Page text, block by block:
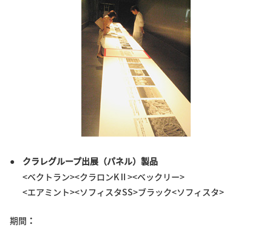
クラレグループ出展（パネル）製品
<ベクトラン><クラロンKⅡ><ベックリー>
<エアミント><ソフィスタSS>ブラック<ソフィスタ>
期間